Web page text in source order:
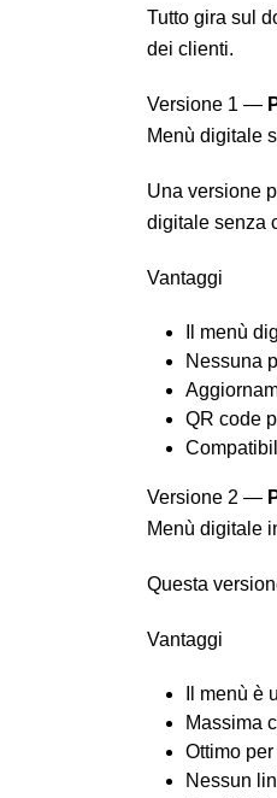
Tutto gira sul
dei clienti.
Versione 1 —
Menù digitale
Una versione
digitale senza
Vantaggi
Il menù
Nessuna
QR code
Versione 2 —
Menù digitale
Questa
Vantaggi
Il menù
Massima
Ottimo
Nessun